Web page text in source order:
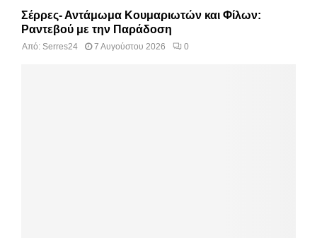
Σέρρες- Αντάμωμα Κουμαριωτών και Φίλων:
Ραντεβού με την Παράδοση
Από: Serres24 7 Αυγούστου 2026 0